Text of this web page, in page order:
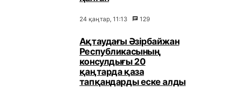
24 қаңтар, 11:13 129
Ақтаудағы Әзірбайжан
Республикасының
консулдығы 20
қаңтарда қаза
тапқандарды еске алды